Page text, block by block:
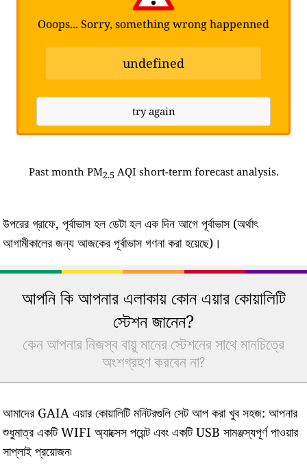
Ooops... Sorry, something wrong happenned
undefined
try again
Past month PM2.5 AQI short-term forecast analysis.
উপরের গ্রাফে, পূর্বাভাস হল ডেটা হল এক দিন আগে পূর্বাভাস (অর্থাৎ
আগামীকালের জন্য আজকের পূর্বাভাস গণনা করা হয়েছে)।
আপনি কি আপনার এলাকায় কোন এয়ার কোয়ালিটি
স্টেশন জানেন?
কেন আপনার নিজস্ব বায়ু মানের স্টেশনের সাথে মানচিত্রে
অংশগ্রহণ করবেন না?
আমাদের GAIA এয়ার কোয়ালিটি মনিটরগুলি সেট আপ করা খুব সহজ: আপনার
শুধুমাত্র একটি WIFI অ্যাক্সেস পয়েন্ট এবং একটি USB সামঞ্জস্যপূর্ণ পাওয়ার
সাপ্লাই প্রয়োজন৷